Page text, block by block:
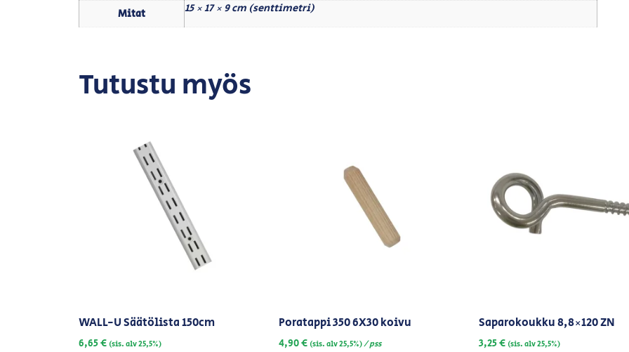
Mitat 15 × 17 × 9 cm (senttimetri)
Tutustu myös
WALL-U Säätölista 150cm
6,65€(sis. alv 25,5%)
Poratappi 350 6X30 koivu
4,90€(sis. alv 25,5%)/ pss
Saparokoukku 8,8×120 ZN
3,25€(sis. alv 25,5%)